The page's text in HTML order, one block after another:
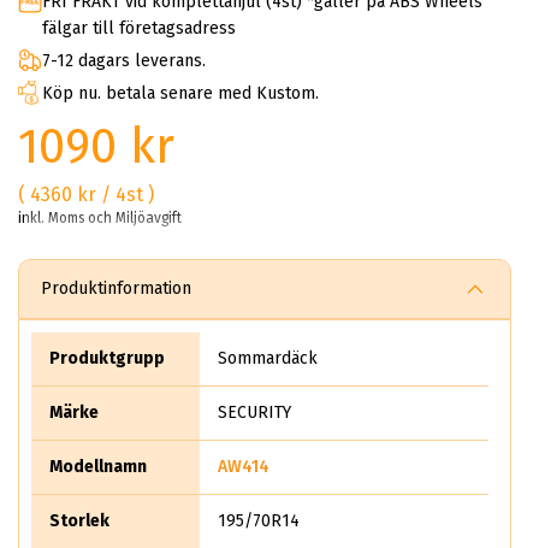
fälgar till företagsadress
7-12 dagars leverans.
Köp nu. betala senare med Kustom.
1090 kr
( 4360 kr / 4st )
inkl. Moms och Miljöavgift
Produktinformation
Produktgrupp Sommardäck
Märke SECURITY
Modellnamn AW414
Storlek 195/70R14